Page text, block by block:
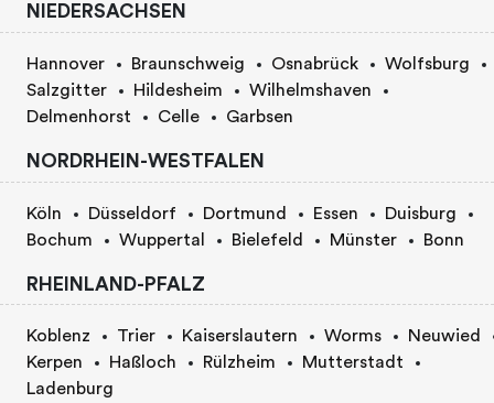
NIEDERSACHSEN
Hannover Braunschweig Osnabrück
Wolfsburg
Salzgitter
Hildesheim
Wilhelmshaven
Delmenhorst
Celle Garbsen
NORDRHEIN-WESTFALEN
Köln Düsseldorf Dortmund Essen
Duisburg
Bochum
Wuppertal Bielefeld Münster Bonn
RHEINLAND-PFALZ
Koblenz Trier Kaiserslautern Worms
Neuwied
Kerpen
Haßloch Rülzheim
Mutterstadt
Ladenburg